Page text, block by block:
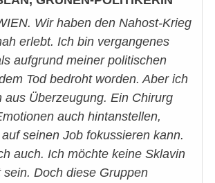
Wir haben den Nahost-Krieg
erlebt. Ich bin vergangenes
aufgrund meiner politischen
Tod bedroht worden. Aber ich
aus Überzeugung. Ein Chirurg
auch hintanstellen,
seinen Job fokussieren kann.
auch. Ich möchte keine Sklavin
sein. Doch diese Gruppen